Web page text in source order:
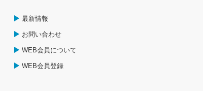
最新情報
お問い合わせ
WEB会員について
WEB会員登録